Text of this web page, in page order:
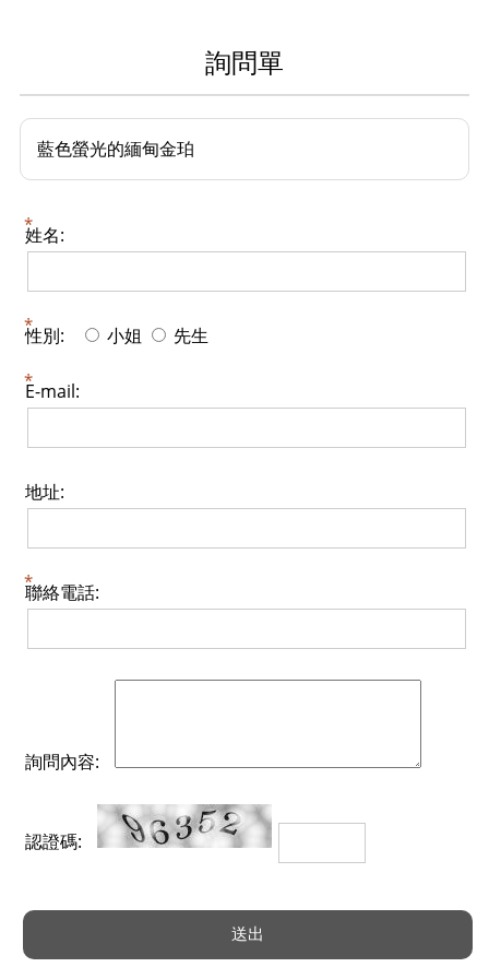
詢問單
藍色螢光的緬甸金珀
姓名:
性別: 小姐 先生
E-mail:
地址:
聯絡電話:
詢問內容:
認證碼: